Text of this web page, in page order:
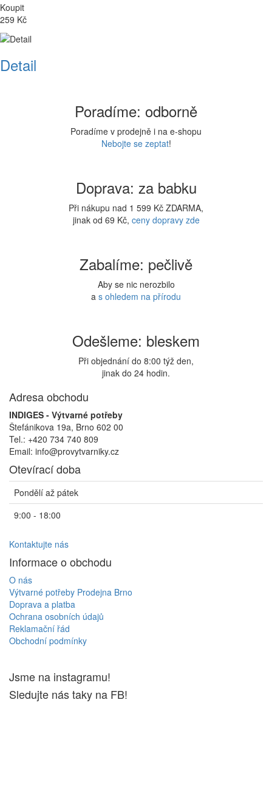
Koupit
259 Kč
Detail
Poradíme: odborně
Poradíme v prodejně i na e-shopu
Nebojte se zeptat!
Doprava: za babku
Při nákupu nad 1 599 Kč ZDARMA,
jinak od 69 Kč, ceny dopravy zde
Zabalíme: pečlivě
Aby se nic nerozbilo
a s ohledem na přírodu
Odešleme: bleskem
Při objednání do 8:00 týž den,
jinak do 24 hodin.
Adresa obchodu
INDIGES - Výtvarné potřeby
Štefánikova 19a, Brno 602 00
Tel.: +420 734 740 809
Email: info@provytvarniky.cz
Otevírací doba
Pondělí až pátek
9:00 - 18:00
Kontaktujte nás
Informace o obchodu
O nás
Výtvarné potřeby Prodejna Brno
Doprava a platba
Ochrana osobních údajů
Reklamační řád
Obchodní podmínky
Jsme na instagramu!
Sledujte nás taky na FB!